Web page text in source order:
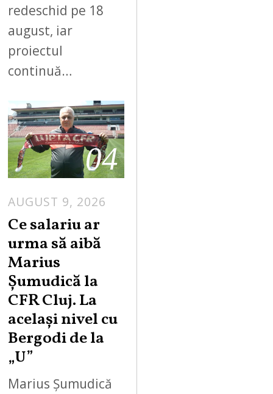
redeschid pe 18
august, iar
proiectul
continuă…
04
AUGUST 9, 2026
Ce salariu ar
urma să aibă
Marius
Șumudică la
CFR Cluj. La
același nivel cu
Bergodi de la
„U”
Marius Șumudică